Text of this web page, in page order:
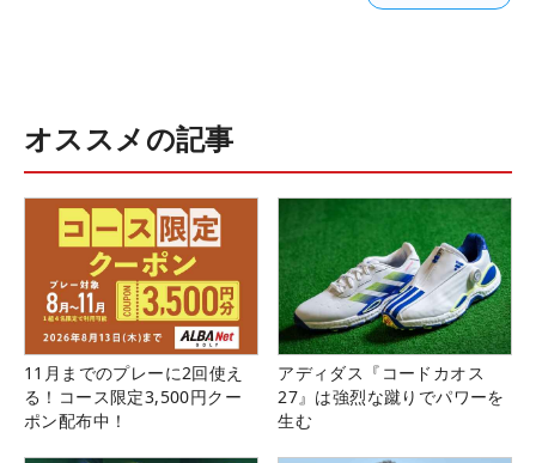
オススメの記事
11月までのプレーに2回使え
る！コース限定3,500円クー
ポン配布中！
アディダス『コードカオス
27』は強烈な蹴りでパワーを
生む